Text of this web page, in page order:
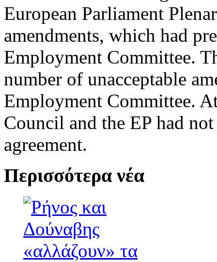
European Parliament
amendments, which had
Employment Committee.
number of unacceptable
Employment Committee.
Council and the EP had
agreement.
Περισσότερα νέα